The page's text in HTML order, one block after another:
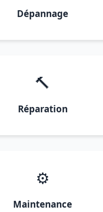
Dépannage
🔨
Réparation
⚙️
Maintenance